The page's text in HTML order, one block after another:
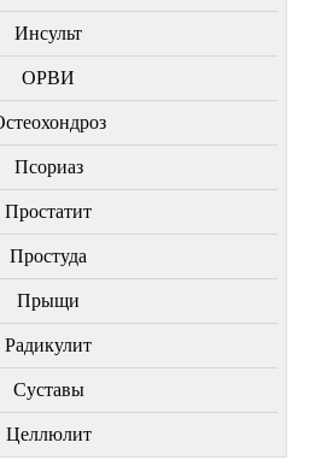
Инсульт
ОРВИ
Пcориаз
Простатит
Простуда
Прыщи
Радикулит
Суставы
Целлюлит